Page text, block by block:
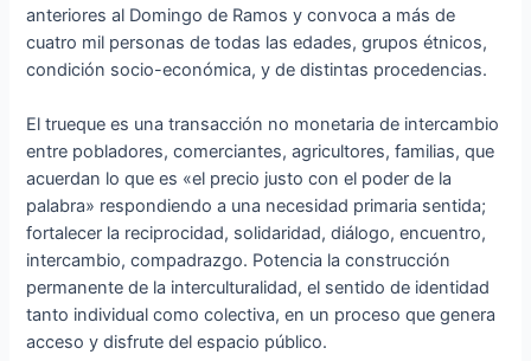
anteriores al Domingo de Ramos y convoca a más de
cuatro mil personas de todas las edades, grupos étnicos,
condición socio-económica, y de distintas procedencias.
El trueque es una transacción no monetaria de intercambio
entre pobladores, comerciantes, agricultores, familias, que
acuerdan lo que es «el precio justo con el poder de la
palabra» respondiendo a una necesidad primaria sentida;
fortalecer la reciprocidad, solidaridad, diálogo, encuentro,
intercambio, compadrazgo. Potencia la construcción
permanente de la interculturalidad, el sentido de identidad
tanto individual como colectiva, en un proceso que genera
acceso y disfrute del espacio público.